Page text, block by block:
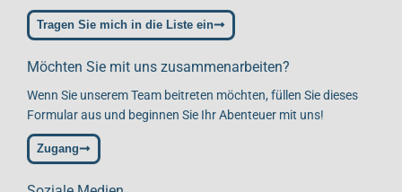
Tragen Sie mich in die Liste ein
Möchten Sie mit uns zusammenarbeiten?
Wenn Sie unserem Team beitreten möchten, füllen Sie dieses
Formular aus und beginnen Sie Ihr Abenteuer mit uns!
Zugang